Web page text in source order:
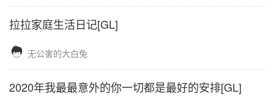
拉拉家庭生活日记[GL]
 无公害的大白兔
2020年我最最意外的你一切都是最好的安排[GL]